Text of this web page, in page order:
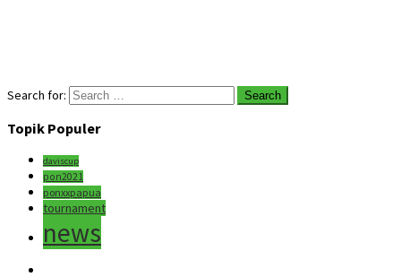
Search for:
Topik Populer
daviscup
pon2021
ponxxpapua
tournament
news